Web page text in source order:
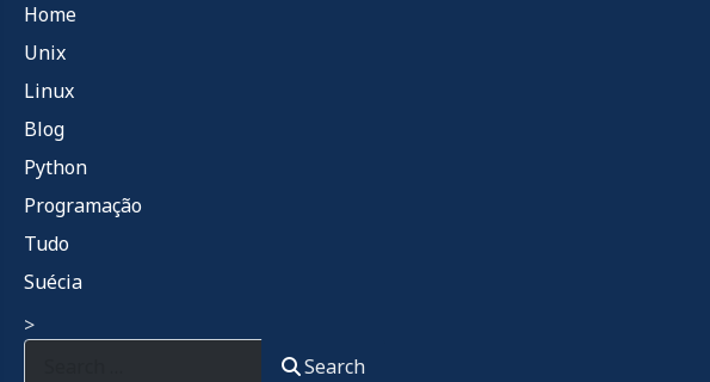
Home
Unix
Linux
Blog
Python
Programação
Tudo
Suécia
>
Search